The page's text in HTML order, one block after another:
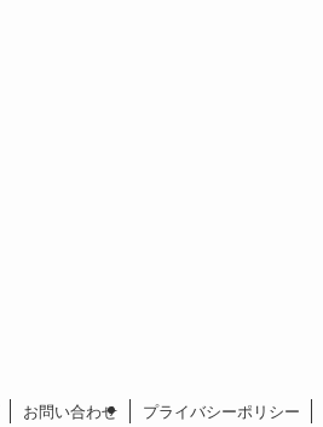
お問い合わせ プライバシーポリシー